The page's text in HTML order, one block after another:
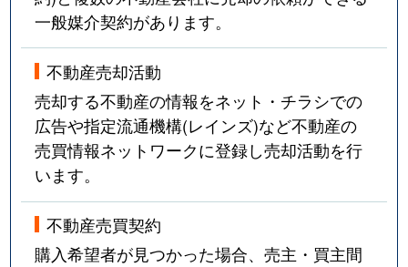
一般媒介契約があります。
不動産売却活動
売却する不動産の情報をネット・チラシでの
広告や指定流通機構(レインズ)など不動産の
売買情報ネットワークに登録し売却活動を行
います。
不動産売買契約
購入希望者が見つかった場合、売主・買主間